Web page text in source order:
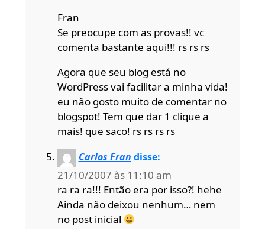
Fran
Se preocupe com as provas!! vc
comenta bastante aqui!!! rs rs rs
Agora que seu blog está no
WordPress vai facilitar a minha vida!
eu não gosto muito de comentar no
blogspot! Tem que dar 1 clique a
mais! que saco! rs rs rs rs
Carlos Fran disse:
21/10/2007 às 11:10 am
ra ra ra!!! Então era por isso?! hehe
Ainda não deixou nenhum… nem
no post inicial